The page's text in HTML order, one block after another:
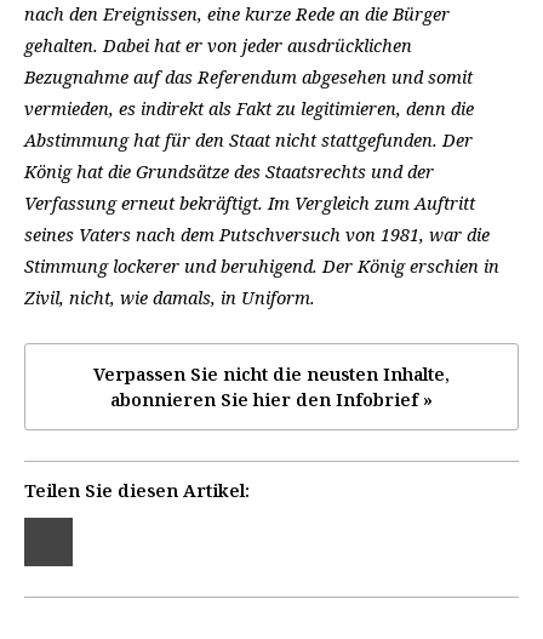
nach den Ereignissen, eine kurze Rede an die Bürger
gehalten. Dabei hat er von jeder ausdrücklichen
Bezugnahme auf das Referendum abgesehen und somit
vermieden, es indirekt als Fakt zu legitimieren, denn die
Abstimmung hat für den Staat nicht stattgefunden. Der
König hat die Grundsätze des Staatsrechts und der
Verfassung erneut bekräftigt. Im Vergleich zum Auftritt
seines Vaters nach dem Putschversuch von 1981, war die
Stimmung lockerer und beruhigend. Der König erschien in
Zivil, nicht, wie damals, in Uniform.
Verpassen Sie nicht die neusten Inhalte,
abonnieren Sie hier den Infobrief »
Teilen Sie diesen Artikel: